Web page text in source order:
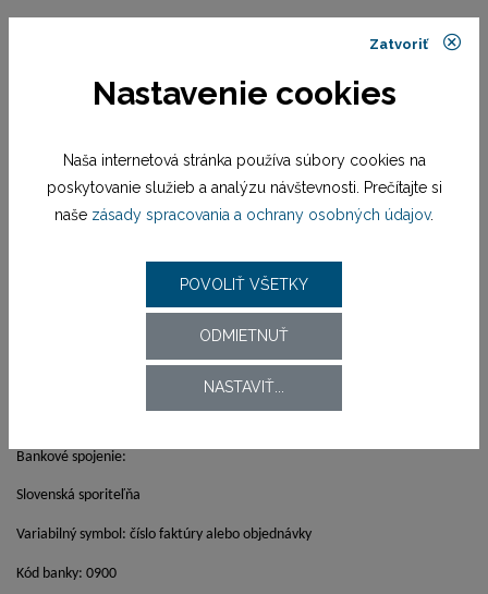
Formulár na výmenu tovaru
zakúpený tovar za iný model/modely)
So sídlom: Komárňanská 162, 947 01 Hurbanovo, Tel: +421 35 285 00 18,
Bankové spojenie:
Slovenská sporiteľňa
Variabilný symbol: číslo faktúry alebo objednávky
Kód banky: 0900
Zatvoriť
Nastavenie cookies
Naša internetová stránka používa súbory cookies na
poskytovanie služieb a analýzu návštevnosti. Prečítajte si
naše zásady spracovania a ochrany osobných údajov.
POVOLIŤ VŠETKY
ODMIETNUŤ
NASTAVIŤ...